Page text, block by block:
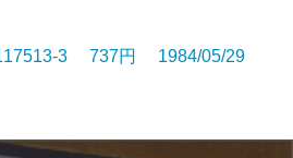
3 737円 1984/05/29